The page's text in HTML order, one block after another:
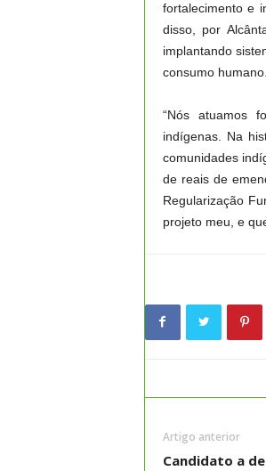
fortalecimento e
disso, por
implantando
consumo
“Nós atuamos
indígenas. Na
comunidades
de reais de
Regularização
projeto meu, e
Artigo anterior
Candidato a